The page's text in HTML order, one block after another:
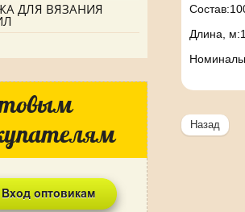
Длина,
Назад
ДЛЯ ВЯЗАНИЯ